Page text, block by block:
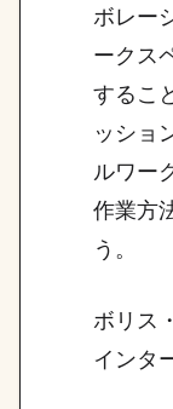
ボレー
ークス
するこ
ッショ
ルワー
作業方
う。
ボリス
インタ